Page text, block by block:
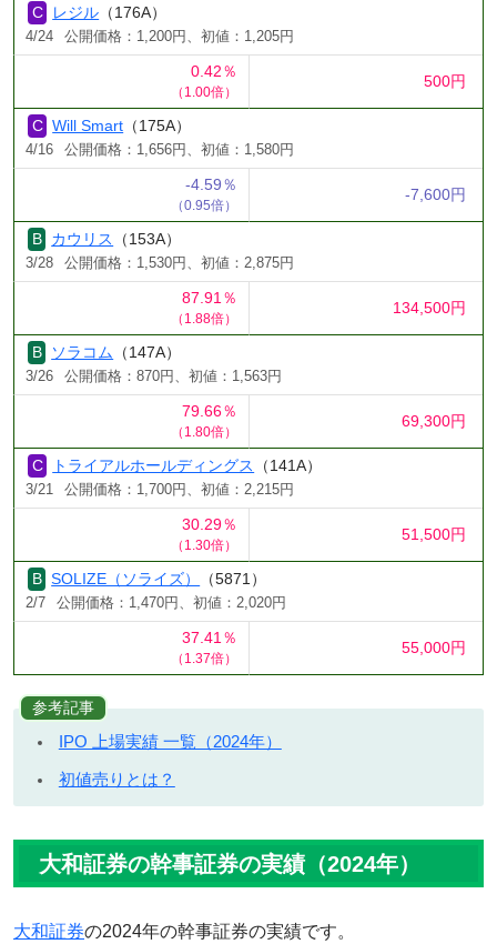
レジル （176A）
4/24 公開価格：1,200円、初値：1,205円
0.42％
（1.00倍）
500円
Will Smart （175A）
4/16 公開価格：1,656円、初値：1,580円
-4.59％
（0.95倍）
-7,600円
カウリス （153A）
3/28 公開価格：1,530円、初値：2,875円
87.91％
（1.88倍）
134,500円
ソラコム （147A）
3/26 公開価格：870円、初値：1,563円
79.66％
（1.80倍）
69,300円
トライアルホールディングス （141A）
3/21 公開価格：1,700円、初値：2,215円
30.29％
（1.30倍）
51,500円
SOLIZE（ソライズ） （5871）
2/7 公開価格：1,470円、初値：2,020円
37.41％
（1.37倍）
55,000円
参考記事
IPO 上場実績 一覧（2024年）
初値売りとは？
大和証券の幹事証券の実績（2024年）
大和証券の2024年の幹事証券の実績です。